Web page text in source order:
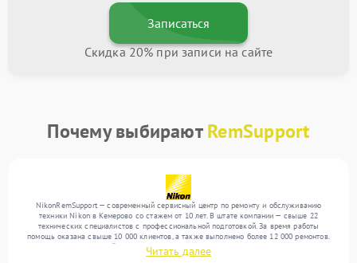
Записаться
Скидка 20% при записи на сайте
Почему выбираютRemSupport
NikonRemSupport — современный сервисный центр по ремонту и обслуживанию
техники Nikon в Кемерово со стажем от 10 лет. В штате компании — свыше 22
технических специалистов с профессиональной подготовкой. За время работы
помощь оказана свыше 10 000 клиентов, а также выполнено более 12 000 ремонтов.
Ежемесячно в сервисный центр поступает свыше 300 единиц техники, включая , , . Мы
беремся за задачи любой сложности и поддерживаем высокий стандарт качества
Читать далее